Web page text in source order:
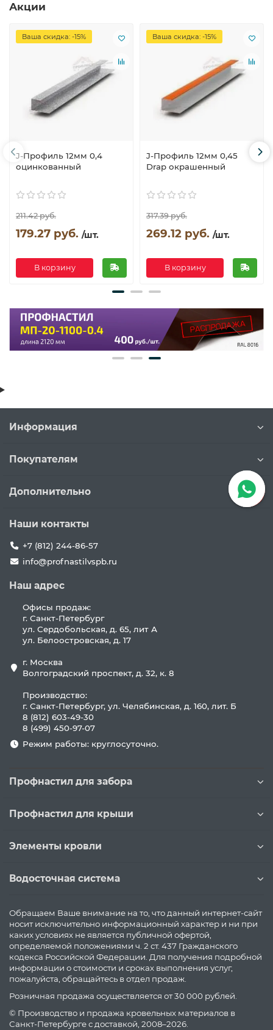
Акции
Ваша скидка: -15%
J-Профиль 12мм 0,4
оцинкованный
211.42 руб.
179.27 руб. /шт.
В корзину
Ваша скидка: -15%
J-Профиль 12мм 0,45
Drap окрашенный
317.39 руб.
269.12 руб. /шт.
В корзину
Информация
Покупателям
Дополнительно
Наши контакты
+7 (812) 244-86-57
info@profnastilvspb.ru
Наш адрес
Офисы продаж:
г. Санкт-Петербург
ул. Сердобольская, д. 65, лит А
ул. Белоостровская, д. 17
г. Москва
Волгоградский проспект, д. 32, к. 8
Производство:
г. Санкт-Петербург, ул. Челябинская, д. 160, лит. Б
8 (812) 603-49-30
8 (499) 450-97-07
Режим работы: круглосуточно.
Профнастил для забора
Профнастил для крыши
Элементы кровли
Водосточная система
Обращаем Ваше внимание на то, что данный интернет-сайт
носит исключительно информационный характер и ни при
каких условиях не является публичной офертой,
определяемой положениями ч. 2 ст. 437 Гражданского
кодекса Российской Федерации. Для получения подробной
информации о стоимости и сроках выполнения услуг,
пожалуйста, обращайтесь в отдел продаж.
Розничная продажа осуществляется от 30 000 рублей.
© Производство и продажа кровельных материалов в
Санкт-Петербурге с доставкой, 2008–2026.